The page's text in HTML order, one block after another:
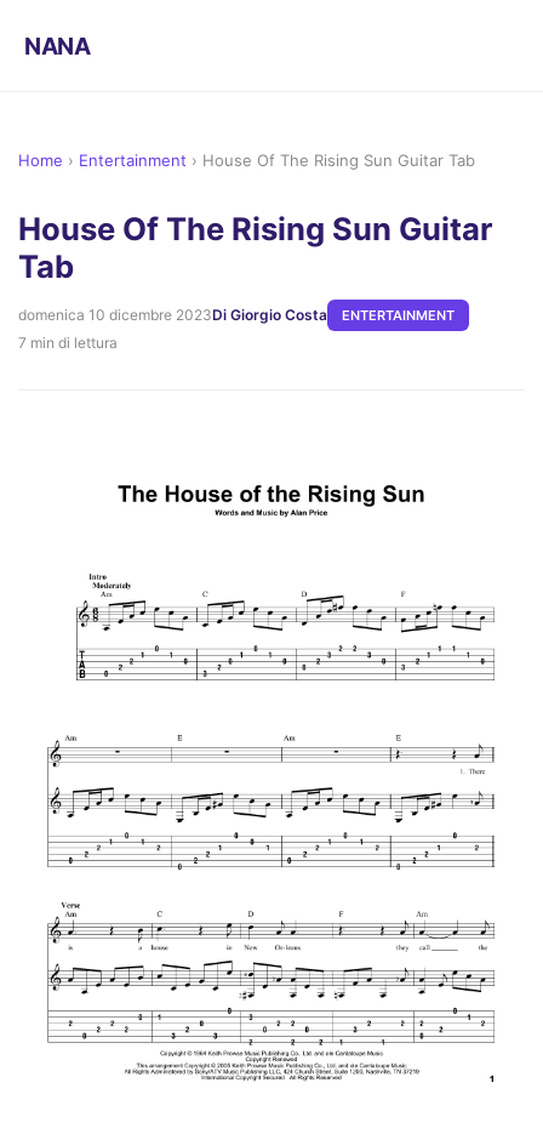
NANA
Home › Entertainment › House Of The Rising Sun Guitar Tab
House Of The Rising Sun Guitar
Tab
domenica 10 dicembre 2023Di Giorgio Costa ENTERTAINMENT
7 min di lettura